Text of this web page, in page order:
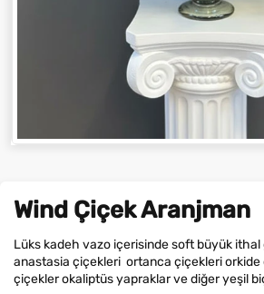
Wind Çiçek Aranjman
Lüks kadeh vazo içerisinde soft büyük ithal
anastasia çiçekleri ortanca çiçekleri orkide
çiçekler okaliptüs yapraklar ve diğer yeşil